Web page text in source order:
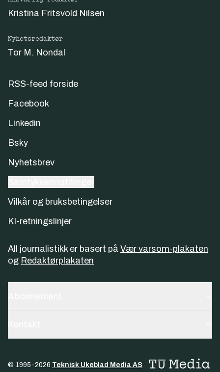
Kristina Fritsvold Nilsen
Nyhetsredaktør
Tor M. Nondal
RSS-feed forside
Facebook
Linkedin
Bsky
Nyhetsbrev
Vilkår og bruksbetingelser
KI-retningslinjer
All journalistikk er basert på Vær varsom-plakaten
og Redaktørplakaten
© 1995-2026 Teknisk Ukeblad Media AS